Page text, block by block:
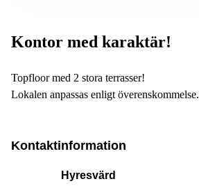
Kontor med karaktär!
Topfloor med 2 stora terrasser!
Lokalen anpassas enligt överenskommelse.
Kontaktinformation
Hyresvärd